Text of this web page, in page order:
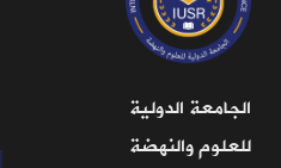
الجامعة الدولية
للعلوم والنهضة